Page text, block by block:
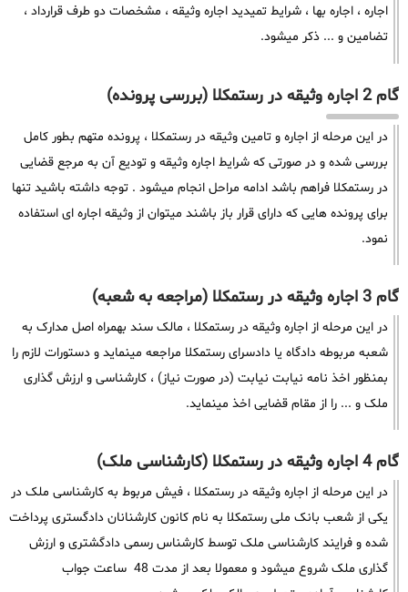
اجاره ، اجاره بها ، شرایط تمیدید اجاره وثیقه ، مشخصات دو طرف قرارداد ،
تضامین و ... ذکر میشود.
گام 2 اجاره وثیقه در رستمکلا (بررسی پرونده)
در این مرحله از اجاره و تامین وثیقه در رستمکلا ، پرونده متهم بطور کامل
بررسی شده و در صورتی که شرایط اجاره وثیقه و تودیع آن به مرجع قضایی
در رستمکلا فراهم باشد ادامه مراحل انجام میشود . توجه داشته باشید تنها
برای پرونده هایی که دارای قرار باز باشند میتوان از وثیقه اجاره ای استفاده
نمود.
گام 3 اجاره وثیقه در رستمکلا (مراجعه به شعبه)
در این مرحله از اجاره وثیقه در رستمکلا ، مالک سند بهمراه اصل مدارک به
شعبه مربوطه دادگاه یا دادسرای رستمکلا مراجعه مینماید و دستورات لازم را
بمنظور اخذ نامه نیابت نیابت (در صورت نیاز) ، کارشناسی و ارزش گذاری
ملک و ... را از مقام قضایی اخذ مینماید.
گام 4 اجاره وثیقه در رستمکلا (کارشناسی ملک)
در این مرحله از اجاره وثیقه در رستمکلا ، فیش مربوط به کارشناسی ملک در
یکی از شعب بانک ملی رستمکلا به نام کانون کارشنانان دادگستری پرداخت
شده و فرایند کارشناسی ملک توسط کارشناس رسمی دادگشتری و ارزش
گذاری ملک شروع میشود و معمولا بعد از مدت 48 ساعت جواب